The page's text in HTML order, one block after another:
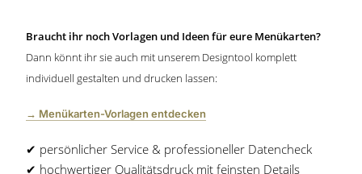
Braucht ihr noch Vorlagen und Ideen für eure Menükarten?
Dann könnt ihr sie auch mit unserem Designtool komplett
individuell gestalten und drucken lassen:
→ Menükarten-Vorlagen entdecken
✔︎ persönlicher Service & professioneller Datencheck
✔︎ hochwertiger Qualitätsdruck mit feinsten Details